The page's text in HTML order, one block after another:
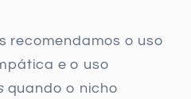
recomendamos o uso
e o uso
quando o nicho